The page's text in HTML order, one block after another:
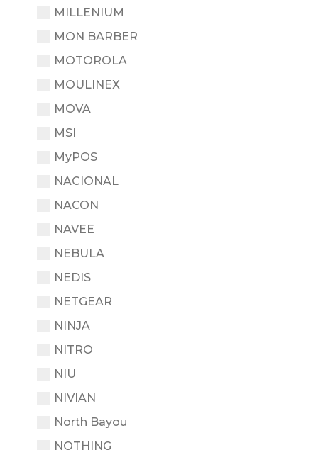
MILLENIUM
MON BARBER
MOTOROLA
MOULINEX
MOVA
MSI
MyPOS
NACIONAL
NACON
NAVEE
NEBULA
NEDIS
NETGEAR
NINJA
NITRO
NIU
NIVIAN
North Bayou
NOTHING